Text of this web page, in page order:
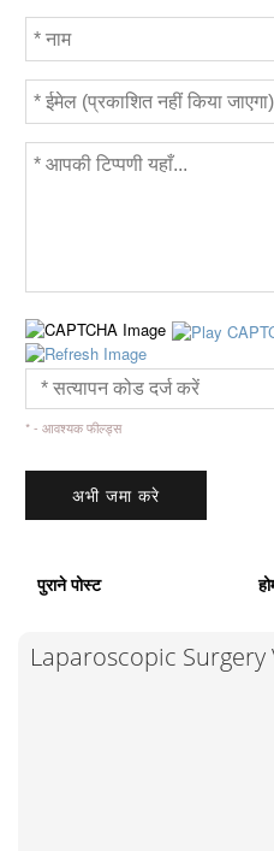
* - आवश्यक फील्ड्स
पुराने पोस्ट
Laparoscopic Surgery